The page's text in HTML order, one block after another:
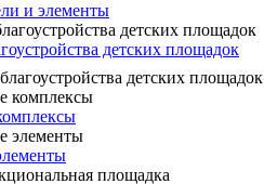
и элементы
детских площадок
детских площадок